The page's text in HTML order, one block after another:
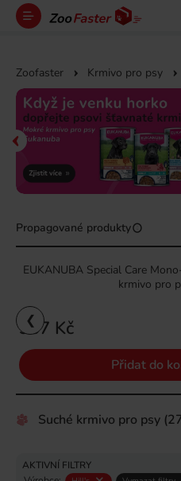
Zoofaster Krmivo pro psy
Propagované produkty
❮
EUKANUBA Special Care
krmivo pro
937 Kč
Přidat do
Suché krmivo pro psy
AKTIVNÍ FILTRY